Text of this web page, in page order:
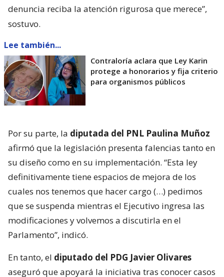
denuncia reciba la atención rigurosa que merece”,
sostuvo.
Lee también...
Contraloría aclara que Ley Karin
protege a honorarios y fija criterio
para organismos públicos
Por su parte, la diputada del PNL Paulina Muñoz
afirmó que la legislación presenta falencias tanto en
su diseño como en su implementación. “Esta ley
definitivamente tiene espacios de mejora de los
cuales nos tenemos que hacer cargo (…) pedimos
que se suspenda mientras el Ejecutivo ingresa las
modificaciones y volvemos a discutirla en el
Parlamento”, indicó.
En tanto, el diputado del PDG Javier Olivares
aseguró que apoyará la iniciativa tras conocer casos